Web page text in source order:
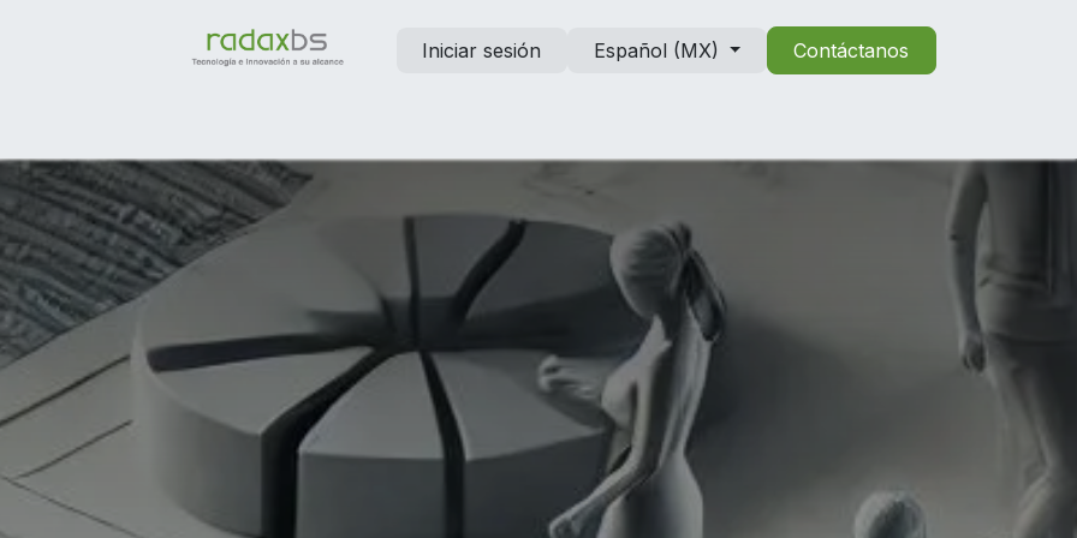
Iniciar sesión
Español (MX) Contáctanos